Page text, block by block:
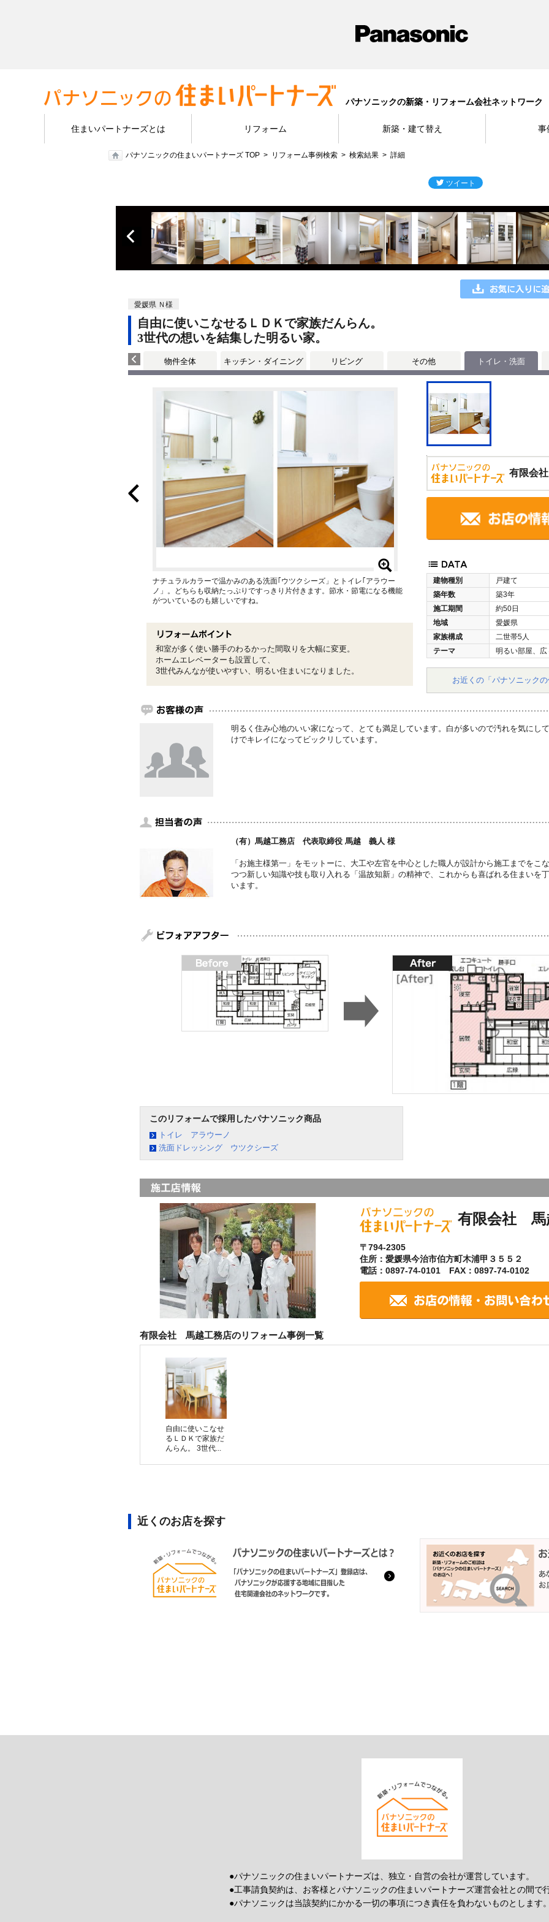
パナソニックの新築・リフォーム会社ネットワーク
住まいパートナーズとは リフォーム 新築・建て替え 事
パナソニックの住まいパートナーズ TOP リフォーム事例検索 検索結果 詳細
愛媛県 Ｎ様
自由に使いこなせるＬＤＫで家族だんらん。
3世代の想いを結集した明るい家。
物件全体 キッチン・ダイニング リビング その他 トイレ・洗面
有限会
建物種別
戸建て
築年数
築3年
施工期間
約50日
地域
愛媛県
家族構成
二世帯5人
テーマ
明るい部屋、広
お近くの「パナソニック
ナチュラルカラーで温かみのある洗面｢ウツクシーズ」とトイレ｢アラウー
ノ」。どちらも収納たっぷりですっきり片付きます。節水・節電になる機能
がついているのも嬉しいですね。
和室が多く使い勝手のわるかった間取りを大幅に変更。
ホームエレベーターも設置して、
3世代みんなが使いやすい、明るい住まいになりました。
明るく住み心地のいい家になって、とても満足しています。白が多いので汚れを気にし
けでキレイになってビックリしています。
（有）馬越工務店 代表取締役 馬越 義人 様
「お施主様第一」をモットーに、大工や左官を中心とした職人が設計から施工までをこ
つつ新しい知識や技も取り入れる「温故知新」の精神で、これからも喜ばれる住まいを
います。
このリフォームで採用したパナソニック商品
トイレ アラウーノ
洗面ドレッシング ウツクシーズ
有限会社 馬
〒794-2305
住所：愛媛県今治市伯方町木浦甲３５５２
電話：0897-74-0101 FAX：0897-74-0102
有限会社 馬越工務店のリフォーム事例一覧
自由に使いこなせ
るＬＤＫで家族だ
んらん。 3世代...
近くのお店を探す
●パナソニックの住まいパートナーズは、独立・自営の会社が運営しています。
●工事請負契約は、お客様とパナソニックの住まいパートナーズ運営会社との間で
●パナソニックは当該契約にかかる一切の事項につき責任を負わないものとします